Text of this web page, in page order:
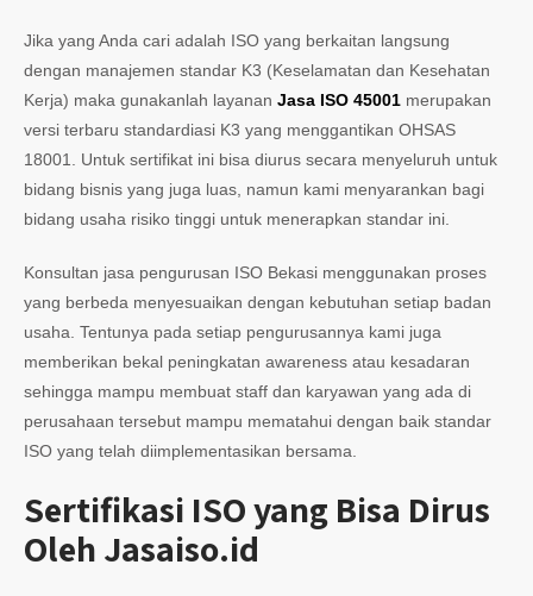
Jika yang Anda cari adalah ISO yang berkaitan langsung
dengan manajemen standar K3 (Keselamatan dan Kesehatan
Kerja) maka gunakanlah layanan Jasa ISO 45001 merupakan
versi terbaru standardiasi K3 yang menggantikan OHSAS
18001. Untuk sertifikat ini bisa diurus secara menyeluruh untuk
bidang bisnis yang juga luas, namun kami menyarankan bagi
bidang usaha risiko tinggi untuk menerapkan standar ini.
Konsultan jasa pengurusan ISO Bekasi menggunakan proses
yang berbeda menyesuaikan dengan kebutuhan setiap badan
usaha. Tentunya pada setiap pengurusannya kami juga
memberikan bekal peningkatan awareness atau kesadaran
sehingga mampu membuat staff dan karyawan yang ada di
perusahaan tersebut mampu mematahui dengan baik standar
ISO yang telah diimplementasikan bersama.
Sertifikasi ISO yang Bisa Dirus
Oleh Jasaiso.id